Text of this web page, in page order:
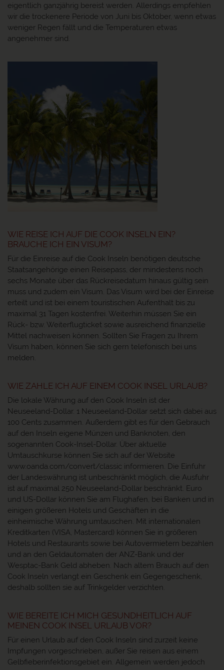
eigentlich ganzjährig bereist werden. Allerdings empfehlen
wir die trockenere Periode von Juni bis Oktober, wenn etwas
weniger Regen fällt und die Temperaturen etwas
angenehmer sind.
WIE REISE ICH AUF DIE COOK INSELN EIN?
BRAUCHE ICH EIN VISUM?
Für die Einreise auf die Cook Inseln benötigen deutsche
Staatsangehörige einen Reisepass, der mindestens noch
sechs Monate über das Rückreisedatum hinaus gültig sein
muss und zudem ein Visum. Das Visum wird bei der Einreise
erteilt und ist bei einem touristischen Aufenthalt bis zu
maximal 31 Tagen kostenfrei. Weiterhin müssen Sie ein
Rück- bzw. Weiterflugticket sowie ausreichend finanzielle
Mittel nachweisen können. Sollten Sie Fragen zu Ihrem
Visum haben, können Sie sich gern telefonisch bei uns
melden.
WIE ZAHLE ICH AUF EINEM COOK INSEL URLAUB?
Die lokale Währung auf den Cook Inseln ist der
Neuseeland-Dollar. 1 Neuseeland-Dollar setzt sich dabei aus
100 Cents zusammen. Außerdem gibt es für den Gebrauch
auf den Inseln eigene Münzen und Banknoten, den
sogenannten Cook-Insel-Dollar. Über aktuelle
Umtauschkurse können Sie sich auf der Website
www.oanda.com/convert/classic informieren. Die Einfuhr
der Landeswährung ist unbeschränkt möglich, die Ausfuhr
ist auf maximal 250 Neuseeland-Dollar beschränkt. Euro
und US-Dollar können Sie am Flughafen, bei Banken und in
einigen größeren Hotels und Geschäften in die
einheimische Währung umtauschen. Mit internationalen
Kreditkarten (VISA, Mastercard) können Sie in größeren
Hotels und Restaurants sowie bei Autovermietern bezahlen
und an den Geldautomaten der ANZ-Bank und der
Wesptac-Bank Geld abheben. Nach altem Brauch auf den
Cook Inseln verlangt ein Geschenk ein Gegengeschenk,
deshalb sollten sie auf Trinkgelder verzichten.
WIE BEREITE ICH MICH GESUNDHEITLICH AUF
MEINEN COOK INSEL URLAUB VOR?
Für einen Urlaub auf den Cook Inseln sind zurzeit keine
Impfungen vorgeschrieben, außer Sie reisen aus einem
Gelbfieberinfektionsgebiet ein. Allgemein werden jedoch